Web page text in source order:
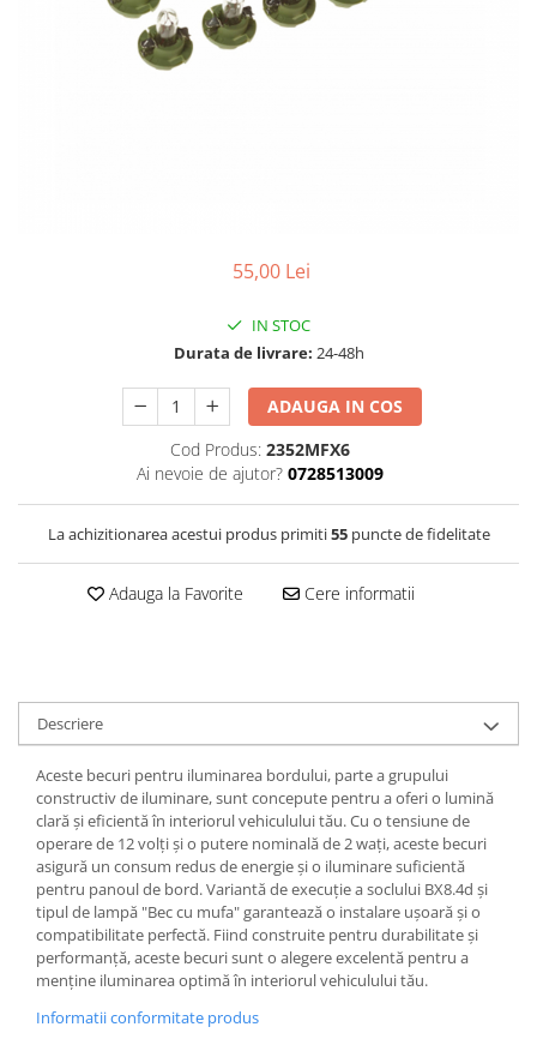
Vaselina si Lubrifianti Auto
Filtre Combustibil
Filtre Habitaclu
Filtre Ulei
Produse Cosmetica Auto
Accesorii Auto
Accesorii telefoane mobile
Cabluri Curent Auto
Cabluri si adaptoare telefoane
Echipamente Service
Huse Auto
Incarcatoare telefoane mobile
Parasolare Auto
Produse curatare IT
55,00 Lei
IN STOC
Durata de livrare: 24-48h
ADAUGA IN COS
Cod Produs: 2352MFX6
Ai nevoie de ajutor? 0728513009
La achizitionarea acestui produs primiti55puncte de fidelitate
Adauga la Favorite Cere informatii
Descriere
Aceste becuri pentru iluminarea bordului, parte a grupului
constructiv de iluminare, sunt concepute pentru a oferi o lumină
clară și eficientă în interiorul vehiculului tău. Cu o tensiune de
operare de 12 volți și o putere nominală de 2 wați, aceste becuri
asigură un consum redus de energie și o iluminare suficientă
pentru panoul de bord. Variantă de execuție a soclului BX8.4d și
tipul de lampă "Bec cu mufa" garantează o instalare ușoară și o
compatibilitate perfectă. Fiind construite pentru durabilitate și
performanță, aceste becuri sunt o alegere excelentă pentru a
menține iluminarea optimă în interiorul vehiculului tău.
Informatii conformitate produs